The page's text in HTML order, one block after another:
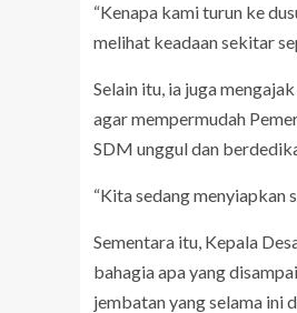
“Kenapa kami turun ke
melihat keadaan sekitar
Selain itu, ia juga
agar mempermudah
SDM unggul dan
“Kita sedang menyiapkan
Sementara itu, Kepala
bahagia apa yang
jembatan yang selama ini